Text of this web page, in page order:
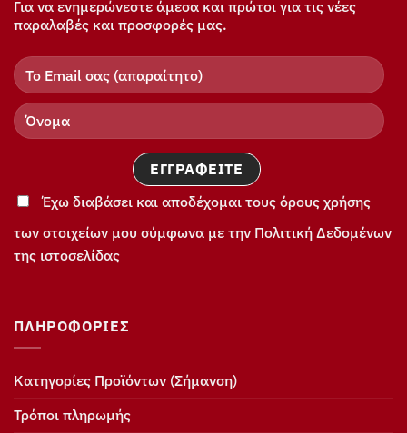
Για να ενημερώνεστε άμεσα και πρώτοι για τις νέες
παραλαβές και προσφορές μας.
Έχω διαβάσει και αποδέχομαι τους όρους χρήσης
των στοιχείων μου σύμφωνα με την Πολιτική Δεδομένων
της ιστοσελίδας
ΠΛΗΡΟΦΟΡΊΕΣ
Κατηγορίες Προϊόντων (Σήμανση)
Τρόποι πληρωμής